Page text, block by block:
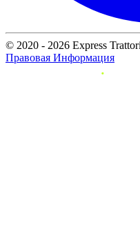
© 2020 - 2026 Express
Правовая Информация